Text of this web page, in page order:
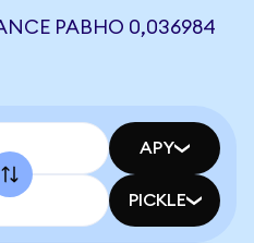
РАВНО 0,036984
APY
PICKLE